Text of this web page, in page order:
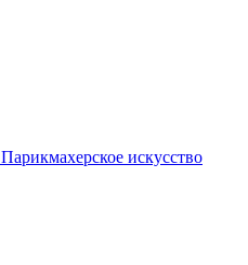
Парикмахерское искусство